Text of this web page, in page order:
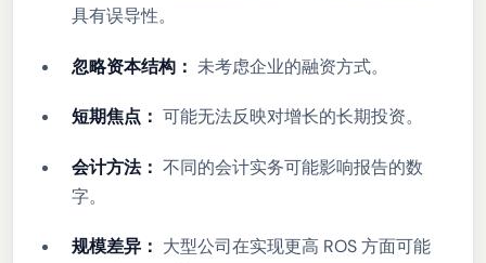
具有误导性。
忽略资本结构： 未考虑企业的融资方式。
短期焦点： 可能无法反映对增长的长期投资。
会计方法： 不同的会计实务可能影响报告的数
字。
规模差异： 大型公司在实现更高 ROS 方面可能